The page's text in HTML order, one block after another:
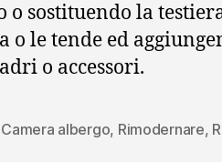
o sostituendo la
o le tende ed
o accessori.
Camera albergo, Rimodernare,